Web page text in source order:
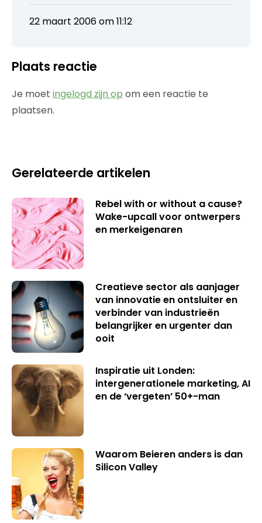
22 maart 2006 om 11:12
Plaats reactie
Je moet ingelogd zijn op om een reactie te
plaatsen.
Gerelateerde artikelen
Rebel with or without a cause?
Wake-upcall voor ontwerpers
en merkeigenaren
Creatieve sector als aanjager
van innovatie en ontsluiter en
verbinder van industrieën
belangrijker en urgenter dan
ooit
Inspiratie uit Londen:
intergenerationele marketing, AI
en de ‘vergeten’ 50+-man
Waarom Beieren anders is dan
Silicon Valley